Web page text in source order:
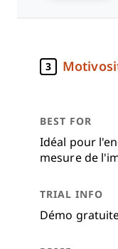
3
Idéal pour
mesure de
Démo